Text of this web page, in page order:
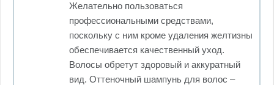
Желательно пользоваться
профессиональными средствами,
поскольку с ним кроме удаления желтизны
обеспечивается качественный уход.
Волосы обретут здоровый и аккуратный
вид. Оттеночный шампунь для волос –